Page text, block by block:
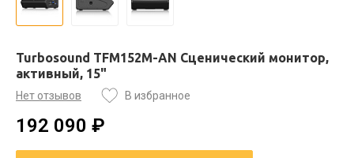
Turbosound TFM152M-AN Сценический монитор,
активный, 15"
Нет отзывов В избранное
192 090 ₽